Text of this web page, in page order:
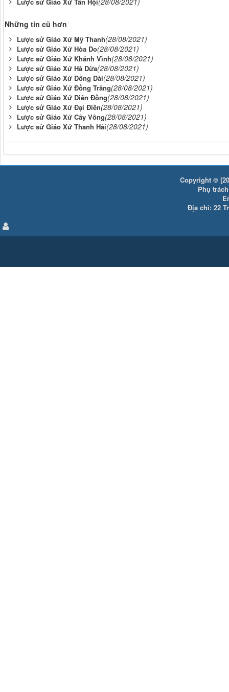
Những tin cũ hơn
Lược sử Giáo Xứ Mỹ Thanh(28/08/2021)
Lược sử Giáo Xứ Hòa Do(28/08/2021)
Lược sử Giáo Xứ Khánh Vĩnh(28/08/2021)
Lược sử Giáo Xứ Hà Dừa(28/08/2021)
Lược sử Giáo Xứ Đồng Dài(28/08/2021)
Lược sử Giáo Xứ Đồng Trăng(28/08/2021)
Lược sử Giáo Xứ Diên Đồng(28/08/2021)
Lược sử Giáo Xứ Đại Điền(28/08/2021)
Lược sử Giáo Xứ Cây Vông(28/08/2021)
Lược sử Giáo Xứ Thanh Hải(28/08/2021)
Copyright ©
Phụ
Địa chỉ: 22